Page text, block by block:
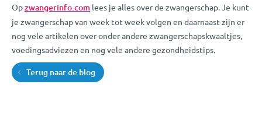
Opzwangerinfo.com lees je alles over de zwangerschap. Je kunt
je zwangerschap van week tot week volgen en daarnaast zijn er
nog vele artikelen over onder andere zwangerschapskwaaltjes,
voedingsadviezen en nog vele andere gezondheidstips.
Terug naar de blog